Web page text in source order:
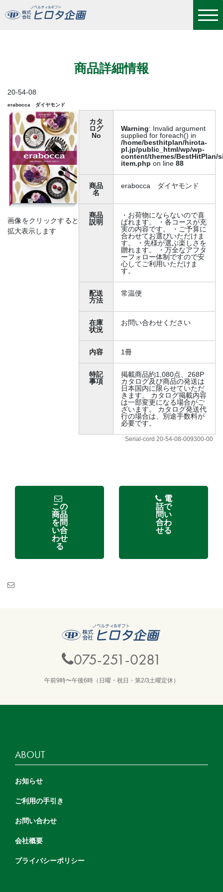
商品詳細情報
20-54-08
erabocca ダイヤモンド
画像をクリックすると
拡大表示します
カタ
ログ
No
Warning: Invalid argument
supplied for foreach() in
/home/besthitplan/hirota-
pl.jp/public_html/wp/wp-
content/themes/BestHitPlan/
item.php on line88
商品
名
erabocca ダイヤモンド
商品
説明
・お荷物にならないので喜
ばれます。 ・各コースが充
実の内容です。 ・ご予算に
合わせてお選びいただけま
す。 ・先様が選ぶ楽しさを
贈れます。 ・万全なアフタ
ーフォロー体制ですので安
心してご利用いただけま
す。
配送
方法
常温便
在庫
状況
お問い合わせください
内容 1冊
特記
事項
掲載商品約1,080点、268P
カタログ及び商品の発送は
日本国内に限らせていただ
きます。 カタログ掲載内容
は一部変更になる場合がご
ざいます。 カタログ発送代
行の場合は、別途手数料が
必要です。
Serial-cord 20-54-08-009300-00
この
商品
を問
い合
わせ
る
電
話で
問い
合わ
せる
075-251-0281
午前9時〜午後6時（日曜・祝日・第2/3土曜定休）
ABOUT
お知らせ
ご利用の手引き
お問い合わせ
会社概要
プライバシーポリシー